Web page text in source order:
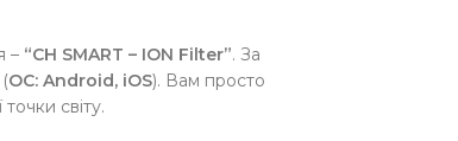
– “CH SMART – ION Filter”. За
ОС: Android, iOS). Вам просто
світу.